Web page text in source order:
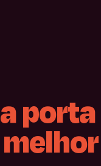
aporta
melhor